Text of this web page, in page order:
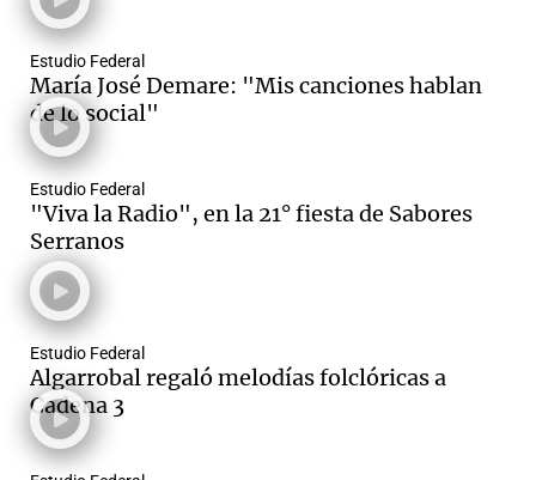
Estudio Federal
María José Demare: "Mis canciones hablan
de lo social"
Estudio Federal
"Viva la Radio", en la 21° fiesta de Sabores
Serranos
Estudio Federal
Algarrobal regaló melodías folclóricas a
Cadena 3